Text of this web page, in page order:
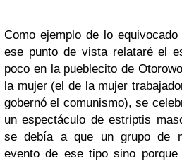
Como ejemplo de lo
ese punto de vista relataré el
poco en la pueblecito de
la mujer (el de la mujer
gobernó el comunismo), se
un espectáculo de estriptis
se debía a que un grupo de
evento de ese tipo sino